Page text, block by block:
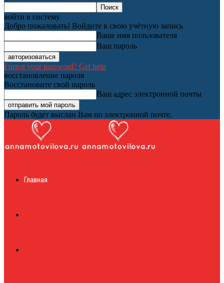
войти в систему
Добро пожаловать! Войдите в свою учётную запись
Ваше имя пользователя
Ваш пароль
Forgot your password? Get help
восстановление пароля
Восстановите свой пароль
Ваш адрес электронной почты
Пароль будет выслан Вам по электронной почте.
журналГлавная